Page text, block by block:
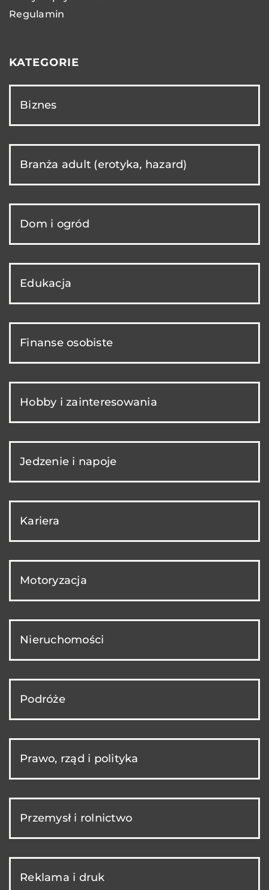
Regulamin
KATEGORIE
Biznes
Branża adult (erotyka, hazard)
Dom i ogród
Edukacja
Finanse osobiste
Hobby i zainteresowania
Jedzenie i napoje
Kariera
Motoryzacja
Nieruchomości
Podróże
Prawo, rząd i polityka
Przemysł i rolnictwo
Reklama i druk